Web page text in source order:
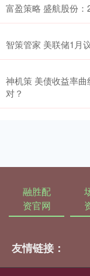
富盈策略 盛航股份
智策管家 美联储1月
神机策 美债收益率
对？
融胜配
资官网
友情链接：